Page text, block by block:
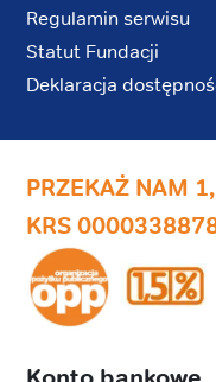
Regulamin serwisu
Statut Fundacji
Deklaracja
PRZEKAŻ NAM
KRS